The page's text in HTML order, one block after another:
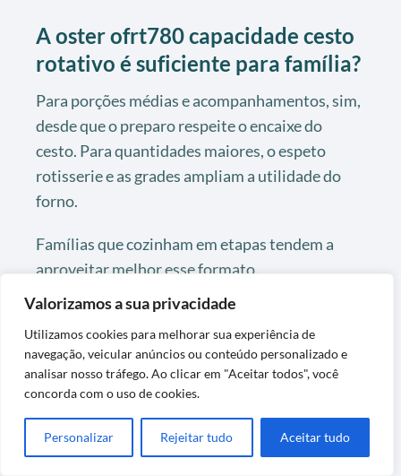
Valorizamos a sua privacidade
Utilizamos cookies para melhorar sua experiência de
navegação, veicular anúncios ou conteúdo personalizado e
analisar nosso tráfego. Ao clicar em "Aceitar todos", você
concorda com o uso de cookies.
Personalizar Rejeitar tudo Aceitar tudo
A oster ofrt780 capacidade cesto
rotativo é suficiente para família?
Para porções médias e acompanhamentos, sim,
desde que o preparo respeite o encaixe do
cesto. Para quantidades maiores, o espeto
rotisserie e as grades ampliam a utilidade do
forno.
Famílias que cozinham em etapas tendem a
aproveitar melhor esse formato.
O aparelho é fácil de limpar?
Sim, porque o cesto rotativo é removível e
lavável, a bandeja coletora também sai, e a
usar esponja macia e detergente neutro.